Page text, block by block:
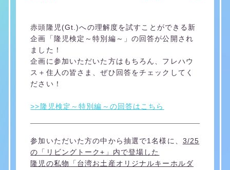
赤頭隆児(Gt.)への理解度を試すことができる新
企画「隆児検定～特別編～」の回答が公開され
ました！
企画に参加いただいた方はもちろん、フレハウ
ス＋住人の皆さま、ぜひ回答をチェックしてく
ださい！
>>隆児検定～特別編～の回答はこちら
参加いただいた方の中から抽選で1名様に、 3/25
の「リビングトーク+」内で登場した
隆児の私物「台湾お土産オリジナルキーホルダ